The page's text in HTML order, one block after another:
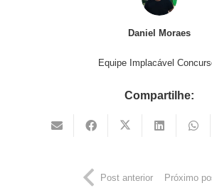
Daniel Moraes
Equipe Implacável
Compartilhe:
Post anterior Próximo